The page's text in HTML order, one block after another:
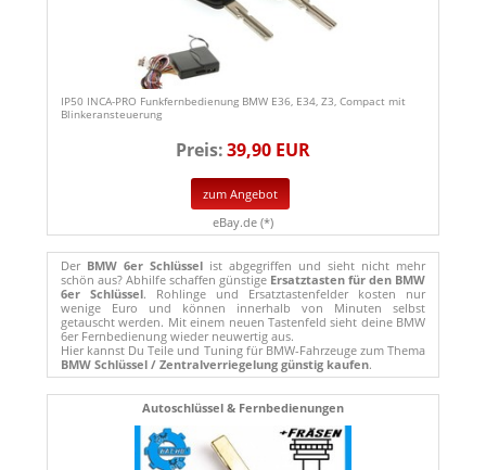
IP50 INCA-PRO Funkfernbedienung BMW E36, E34, Z3, Compact mit
Blinkeransteuerung
Preis:39,90 EUR
zum Angebot
eBay.de (*)
Der BMW 6er Schlüssel ist abgegriffen und sieht nicht mehr
schön aus? Abhilfe schaffen günstige Ersatztasten für den BMW
6er Schlüssel. Rohlinge und Ersatztastenfelder kosten nur
wenige Euro und können innerhalb von Minuten selbst
getauscht werden. Mit einem neuen Tastenfeld sieht deine BMW
6er Fernbedienung wieder neuwertig aus.
Hier kannst Du Teile und Tuning für BMW-Fahrzeuge zum Thema
BMW Schlüssel / Zentralverriegelung günstig kaufen.
Autoschlüssel & Fernbedienungen